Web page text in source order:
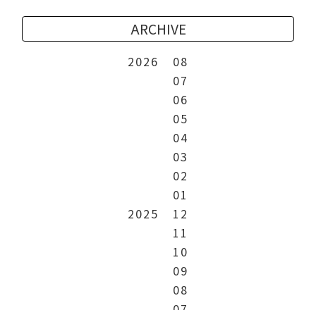
ARCHIVE
2026
08
07
06
05
04
03
02
01
2025
12
11
10
09
08